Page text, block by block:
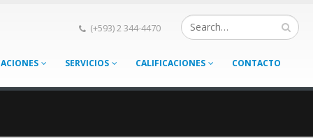
(+593) 2 344-4470
SERVICIOS CALIFICACIONES CONTACTO